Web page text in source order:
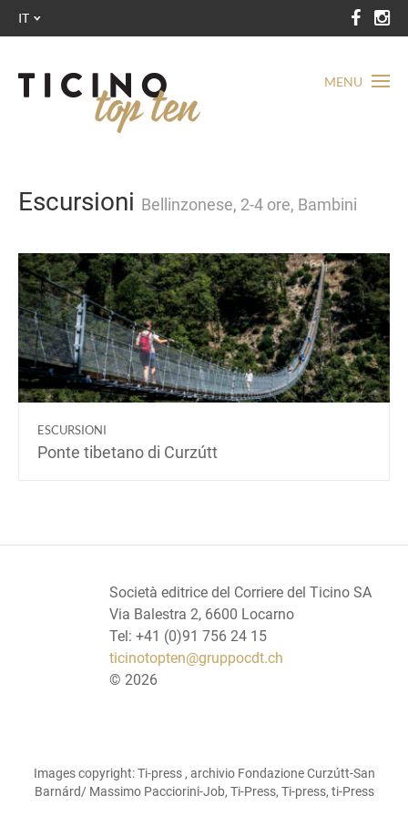
MENU
IT
Escursioni Bellinzonese, 2-4 ore, Bambini
ESCURSIONI
Ponte tibetano di Curzútt
Società editrice del Corriere del Ticino SA
Via Balestra 2, 6600 Locarno
Tel: +41 (0)91 756 24 15
ticinotopten@gruppocdt.ch
© 2026
Images copyright: Ti-press , archivio Fondazione Curzútt-San
Barnárd/ Massimo Pacciorini-Job, Ti-Press, Ti-press, ti-Press